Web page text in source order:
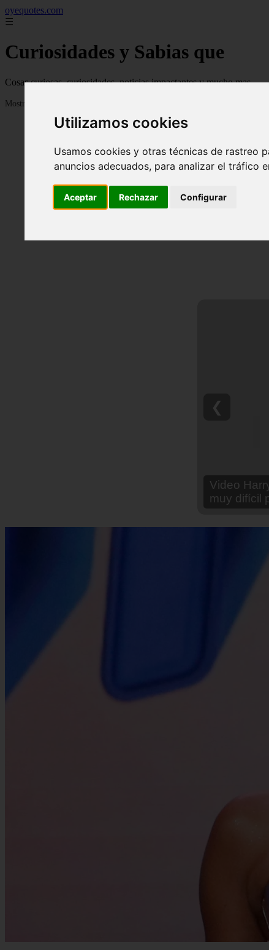
Utilizamos cookies
Usamos cookies y otras técnicas de rastreo
anuncios adecuados, para analizar el tráfico
Aceptar Rechazar Configurar
oyequotes.com
☰
Curiosidades y Sabias que
Cosas curiosas, curiosidades, noticias impactantes y mucho mas
Mostrando 1 - 24 de 2834 artículos
Video Ana
❮